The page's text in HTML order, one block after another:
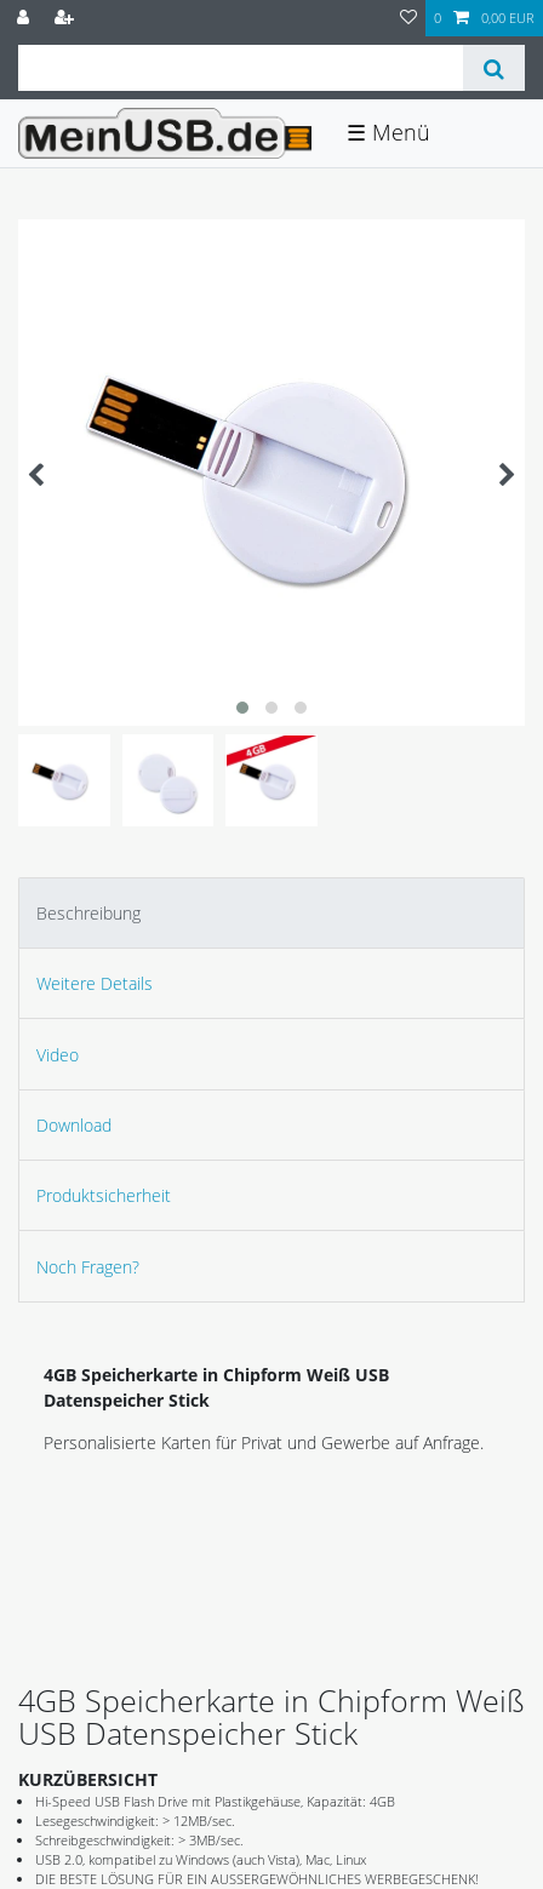
0 0,00 EUR
☰
Beschreibung
Weitere Details
Video
Download
Produktsicherheit
Noch Fragen?
4GB Speicherkarte in Chipform Weiß USB
Datenspeicher Stick
Personalisierte Karten für Privat und Gewerbe auf Anfrage.
4GB Speicherkarte in Chipform Weiß
USB Datenspeicher Stick
KURZÜBERSICHT
Hi-Speed USB Flash Drive mit Plastikgehäuse, Kapazität: 4GB
Lesegeschwindigkeit: > 12MB/sec.
Schreibgeschwindigkeit: > 3MB/sec.
USB 2.0, kompatibel zu Windows (auch Vista), Mac, Linux
DIE BESTE LÖSUNG FÜR EIN AUSSERGEWÖHNLICHES WERBEGESCHENK!